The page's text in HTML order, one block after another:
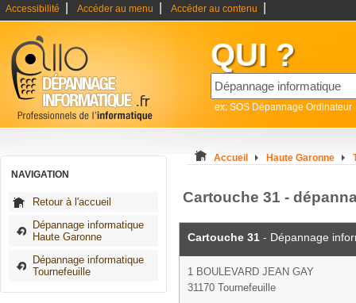
Accessibilité Accéder au menu Accéder au contenu
QUI ?
ex: SOS Dépannage Ordinateur
NAVIGATION
Retour à l'accueil
Dépannage informatique
Haute Garonne
Dépannage informatique
Tournefeuille
Accueil Haute Garonne
Cartouche 31 -
Cartouche 31 - Dépannage
1 BOULEVARD JEAN GAY
31170 Tournefeuille